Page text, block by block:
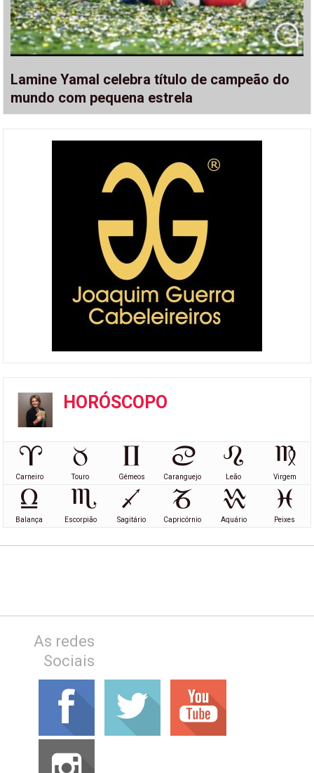
Lamine Yamal celebra título de campeão do
mundo com pequena estrela
HORÓSCOPO
Carneiro Touro Gémeos Caranguejo Leão Virgem
Balança Escorpião Sagitário Capricórnio Aquário Peixes
As redes
Sociais